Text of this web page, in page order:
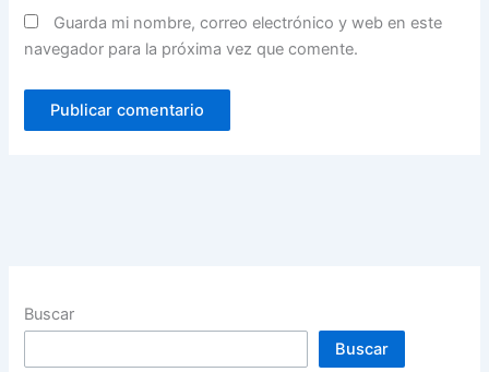
Guarda mi nombre, correo electrónico y web en este
navegador para la próxima vez que comente.
Buscar
Buscar